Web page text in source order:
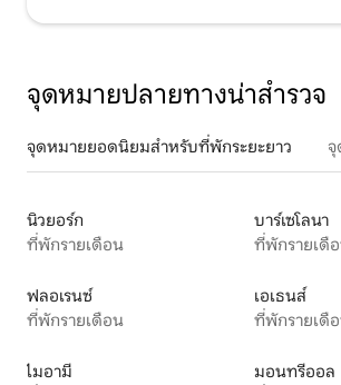
จุดหมายปลายทางน่าสำรวจ
จุดหมายยอดนิยมสำหรับที่พักระยะยาว จุ
นิวยอร์ก
ที่พักรายเดือน
บาร์เซโลนา
ที่พักรายเดื
ฟลอเรนซ์
ที่พักรายเดือน
เอเธนส์
ที่พักรายเดื
ไมอามี
มอนทรีออล